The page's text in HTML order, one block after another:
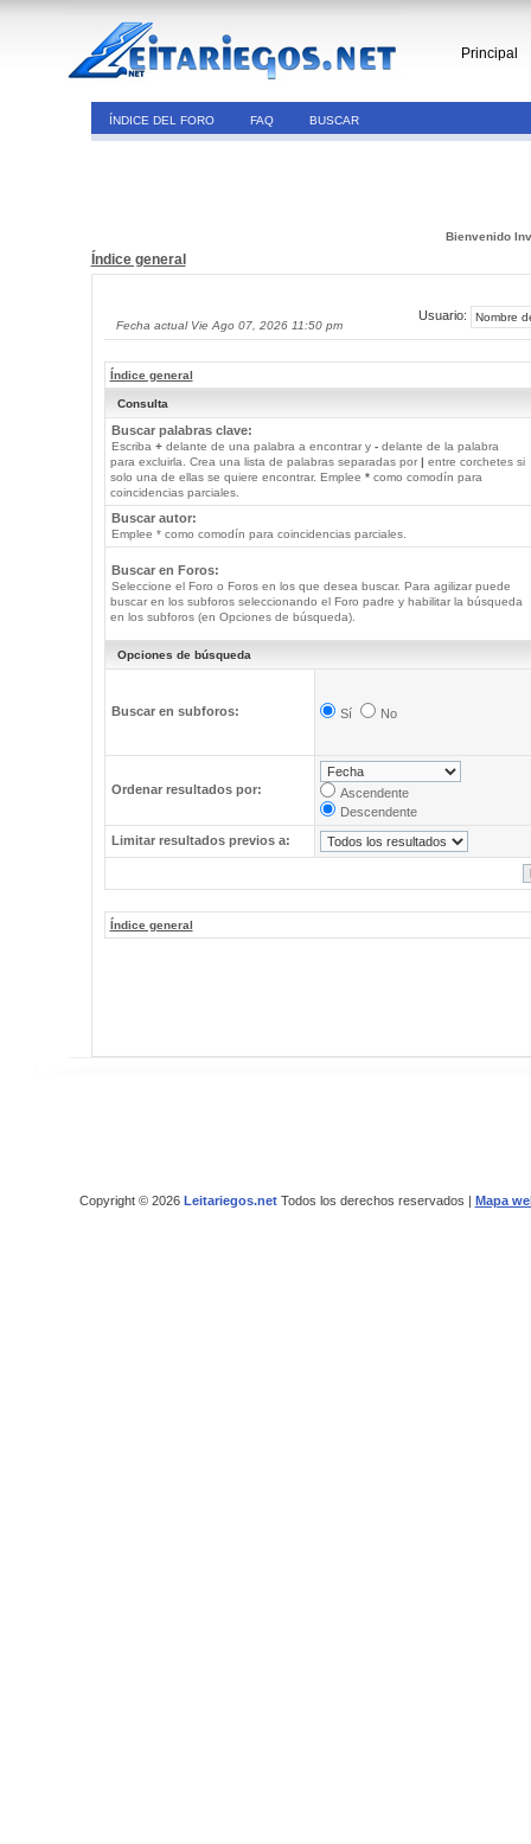
Principal
ÍNDICE DEL FORO FAQ BUSCAR
Bienvenido
Índice general
Fecha actual Vie Ago 07, 2026 11:50 pm
Usuario:
Índice general
Consulta
Buscar palabras clave:
Escriba +delante de una palabra a encontrar y -delante de la palabra
para excluirla. Crea una lista de palabras separadas por | entre corchetes si
solo una de ellas se quiere encontrar. Emplee *como comodín para
coincidencias parciales.
Buscar autor:
Emplee * como comodín para coincidencias parciales.
Buscar en Foros:
Seleccione el Foro o Foros en los que desea buscar. Para agilizar puede
buscar en los subforos seleccionando el Foro padre y habilitar la búsqueda
en los subforos (en Opciones de búsqueda).
Opciones de búsqueda
Buscar en subforos: Sí No
Ordenar resultados por:
Ascendente
Descendente
Limitar resultados previos a:
Índice general
Copyright © 2026 Leitariegos.netTodos los derechos reservados | Mapa